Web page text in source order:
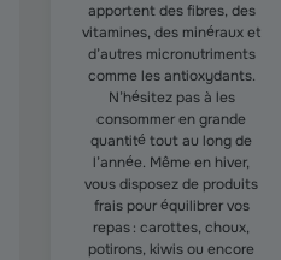
apportent des fibres, des
vitamines, des minéraux et
d’autres micronutriments
comme les antioxydants.
N’hésitez pas à les
consommer en grande
quantité tout au long de
l’année. Même en hiver,
vous disposez de produits
frais pour équilibrer vos
repas : carottes, choux,
potirons, kiwis ou encore